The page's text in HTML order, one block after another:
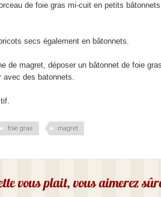
de foie gras mi-cuit en petits
secs également en bâtonnets.
de magret, déposer un bâtonnet de foie
avec des batonnets.
foie gras magret
vous plait, vous aimerez